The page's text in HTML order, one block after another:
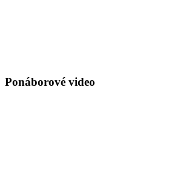
Ponáborové video